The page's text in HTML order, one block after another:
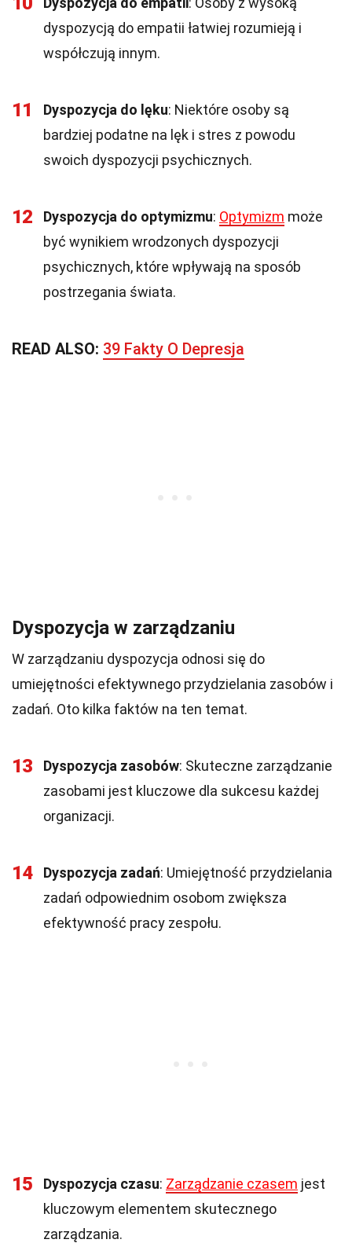
dyspozycją do empatii łatwiej rozumieją i
współczują innym.
11 Dyspozycja do lęku: Niektóre osoby są
bardziej podatne na lęk i stres z powodu
swoich dyspozycji psychicznych.
12 Dyspozycja do optymizmu: Optymizm może
być wynikiem wrodzonych dyspozycji
psychicznych, które wpływają na sposób
postrzegania świata.
READ ALSO: 39 Fakty O Depresja
Dyspozycja w zarządzaniu
W zarządzaniu dyspozycja odnosi się do
umiejętności efektywnego przydzielania zasobów i
zadań. Oto kilka faktów na ten temat.
13 Dyspozycja zasobów: Skuteczne zarządzanie
zasobami jest kluczowe dla sukcesu każdej
organizacji.
14 Dyspozycja zadań: Umiejętność przydzielania
zadań odpowiednim osobom zwiększa
efektywność pracy zespołu.
15 Dyspozycja czasu: Zarządzanie czasem jest
kluczowym elementem skutecznego
zarządzania.